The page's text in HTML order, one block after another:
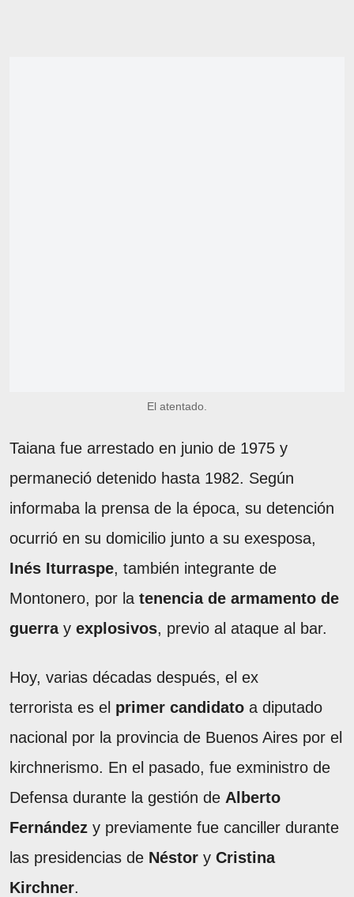
El atentado.
Taiana fue arrestado en junio de 1975 y
permaneció detenido hasta 1982. Según
informaba la prensa de la época, su detención
ocurrió en su domicilio junto a su exesposa,
Inés Iturraspe, también integrante de
Montonero, por la tenencia de armamento de
guerray explosivos, previo al ataque al bar.
Hoy, varias décadas después, el ex
terrorista es el primer candidato a diputado
nacional por la provincia de Buenos Aires por el
kirchnerismo. En el pasado, fue exministro de
Defensa durante la gestión de Alberto
Fernández y previamente fue canciller durante
las presidencias de Néstor y Cristina
Kirchner.